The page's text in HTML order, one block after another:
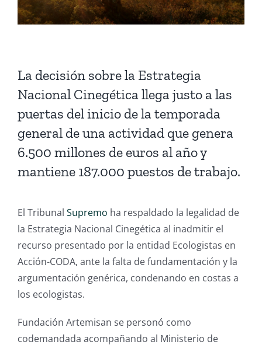
La decisión sobre la Estrategia
Nacional Cinegética llega justo a las
puertas del inicio de la temporada
general de una actividad que genera
6.500 millones de euros al año y
mantiene 187.000 puestos de trabajo.
El Tribunal Supremo ha respaldado la legalidad de
la Estrategia Nacional Cinegética al inadmitir el
recurso presentado por la entidad Ecologistas en
Acción-CODA, ante la falta de fundamentación y la
argumentación genérica, condenando en costas a
los ecologistas.
Fundación Artemisan se personó como
codemandada acompañando al Ministerio de